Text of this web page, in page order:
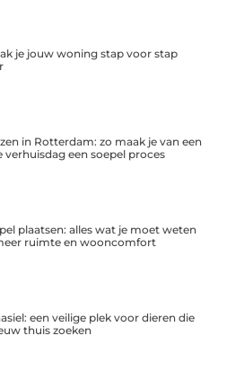
je jouw woning stap voor stap
in Rotterdam: zo maak je van een
verhuisdag een soepel proces
plaatsen: alles wat je moet weten
ruimte en wooncomfort
een veilige plek voor dieren die
thuis zoeken